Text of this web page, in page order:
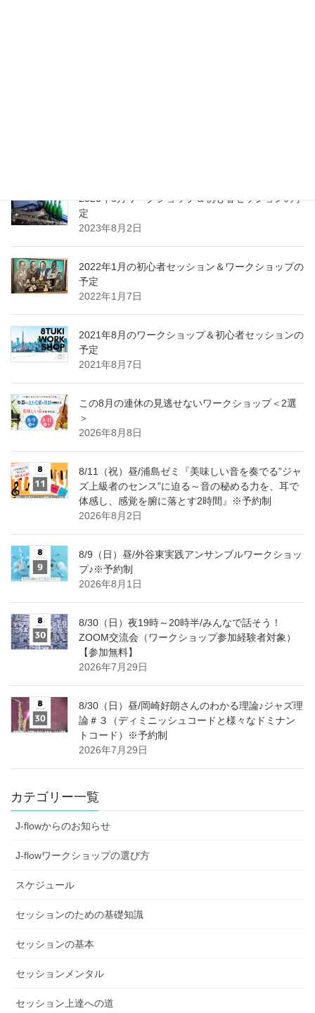
2023年8月ワークショップ＆初心者セッションの予
定
2023年8月2日
2022年1月の初心者セッション＆ワークショップの
予定
2022年1月7日
2021年8月のワークショップ＆初心者セッションの
予定
2021年8月7日
この8月の連休の見逃せないワークショップ＜2選
＞
2026年8月8日
8/11（祝）昼/浦島ゼミ『美味しい音を奏でる”ジャ
ズ上級者のセンス”に迫る～音の秘める力を、耳で
体感し、感覚を腑に落とす2時間』※予約制
2026年8月2日
8/9（日）昼/外谷東実践アンサンブルワークショッ
プ♪※予約制
2026年8月1日
8/30（日）夜19時～20時半/みんなで話そう！
ZOOM交流会（ワークショップ参加経験者対象）
【参加無料】
2026年7月29日
8/30（日）昼/岡崎好朗さんのわかる理論♪ジャズ理
論＃３（ディミニッシュコードと様々なドミナン
トコード）※予約制
2026年7月29日
カテゴリー一覧
J-flowからのお知らせ
J-flowワークショップの選び方
スケジュール
セッションのための基礎知識
セッションの基本
セッションメンタル
セッション上達への道